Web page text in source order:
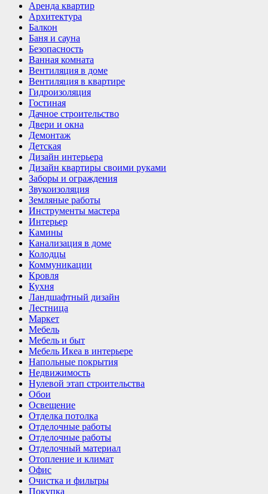
Аренда квартир
Архитектура
Балкон
Баня и сауна
Безопасность
Ванная комната
Вентиляция в доме
Вентиляция в квартире
Гидроизоляция
Гостиная
Дачное строительство
Двери и окна
Демонтаж
Детская
Дизайн интерьера
Дизайн квартиры своими руками
Заборы и ограждения
Звукоизоляция
Земляные работы
Инструменты мастера
Интерьер
Камины
Канализация в доме
Колодцы
Коммуникации
Кровля
Кухня
Ландшафтный дизайн
Лестница
Маркет
Мебель
Мебель и быт
Мебель Икеа в интерьере
Напольные покрытия
Недвижимость
Нулевой этап строительства
Обои
Освещение
Отделка потолка
Отделочные работы
Отделочные работы
Отделочный материал
Отопление и климат
Офис
Очистка и фильтры
Покупка